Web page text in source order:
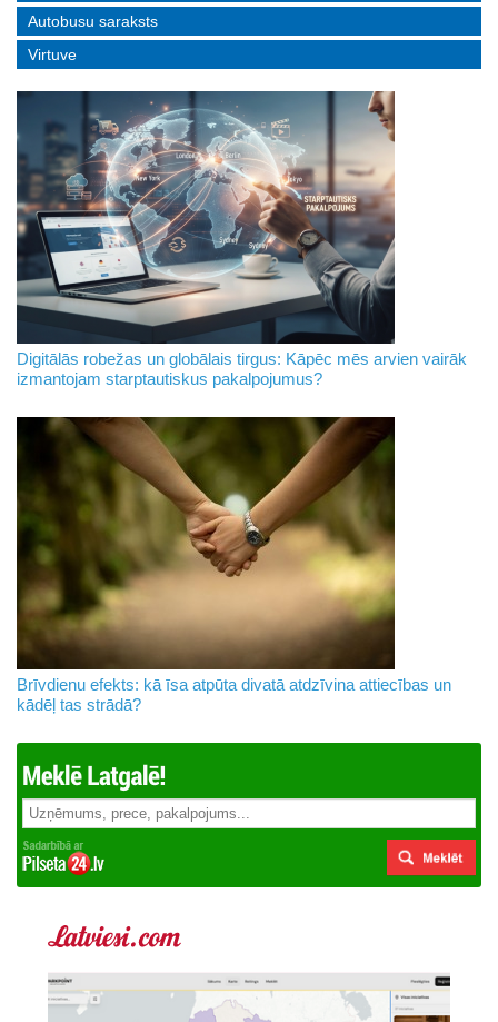
Autobusu saraksts
Virtuve
Digitālās robežas un globālais tirgus: Kāpēc mēs arvien vairāk
izmantojam starptautiskus pakalpojumus?
Brīvdienu efekts: kā īsa atpūta divatā atdzīvina attiecības un
kādēļ tas strādā?